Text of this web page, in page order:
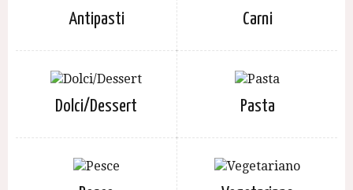
Antipasti Carni
Dolci/Dessert Pasta